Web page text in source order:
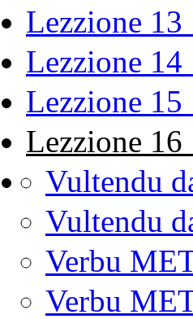
Lezzione 13
Lezzione
Lezzione 15
Lezzione 16
Vultendu
Vultendu
Verbu
Verbu